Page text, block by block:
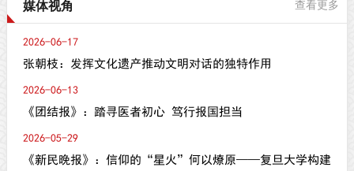
媒体视角 查看更多
2026-06-17
张朝枝：发挥文化遗产推动文明对话的独特作用
2026-06-13
《团结报》：踏寻医者初心 笃行报国担当
2026-05-29
《新民晚报》：信仰的“星火”何以燎原——复旦大学构建